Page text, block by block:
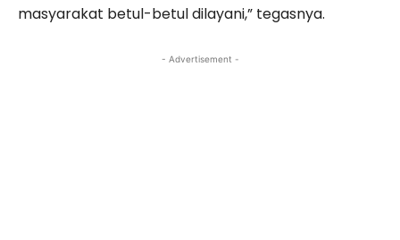
masyarakat betul-betul dilayani,” tegasnya.
- Advertisement -